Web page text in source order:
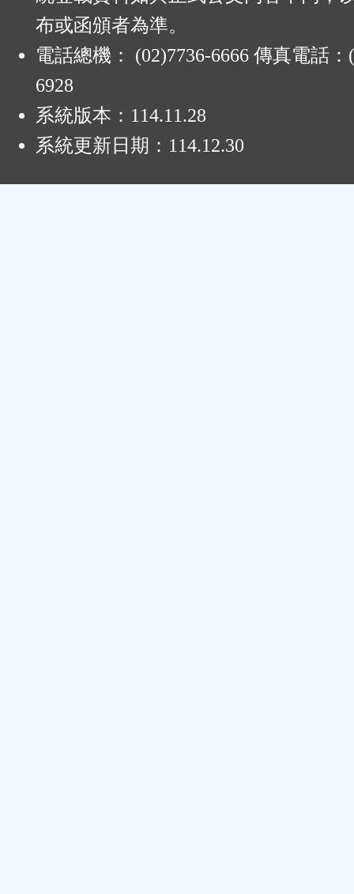
布或函頒者為準。
電話總機： (02)7736-6666 傳真電話：
6928
系統版本： 114.11.28
系統更新日期： 114.12.30